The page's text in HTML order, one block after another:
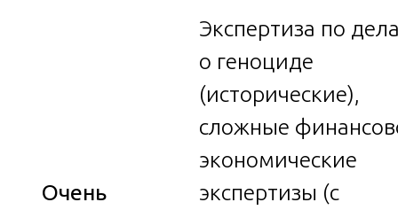
Очень
Экспертиза по
о геноциде
(исторические),
сложные
экономические
экспертизы (с